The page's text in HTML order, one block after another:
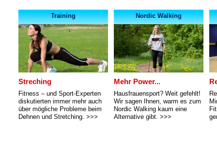
Training
Streching
Fitness – und Sport-Experten
diskutierten immer mehr auch
über mögliche Probleme beim
Dehnen und Stretching. >>>
Nordic Walking
Mehr Power...
Hausfrauensport? Weit gefehlt!
Wir sagen Ihnen, warm es zum
Nordic Walking kaum eine
Alternative gibt. >>>